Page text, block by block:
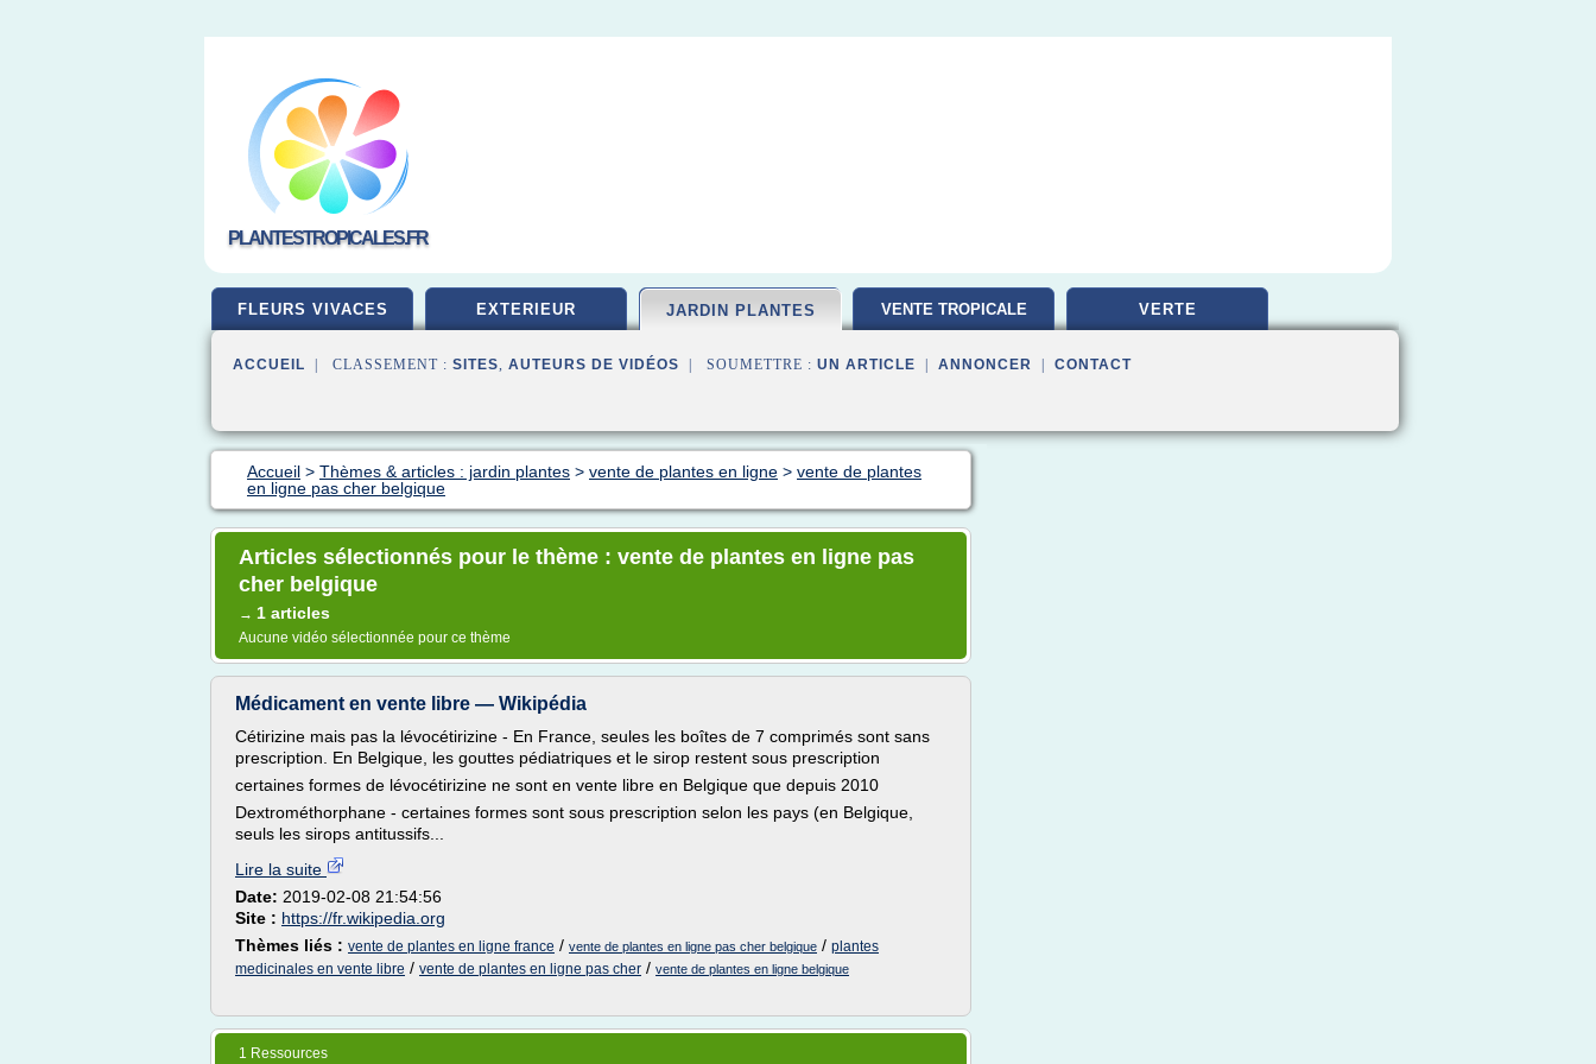
PLANTESTROPICALES.FR
FLEURS VIVACES EXTERIEUR JARDIN PLANTES VENTE TROPICALE VERTE
ACCUEIL | CLASSEMENT : SITES, AUTEURS DE VIDÉOS | SOUMETTRE : UN ARTICLE ANNONCER CONTACT
Accueil > Thèmes & articles : jardin plantes > vente de plantes en ligne > vente de plantes
en ligne pas cher belgique
Articles sélectionnés pour le thème : vente de plantes en ligne pas
cher belgique
→ 1 articles
Aucune vidéo sélectionnée pour ce thème
Médicament en vente libre — Wikipédia
Cétirizine mais pas la lévocétirizine - En France, seules les boîtes de 7 comprimés sont sans
prescription. En Belgique, les gouttes pédiatriques et le sirop restent sous prescription
certaines formes de lévocétirizine ne sont en vente libre en Belgique que depuis 2010
Dextrométhorphane - certaines formes sont sous prescription selon les pays (en Belgique,
seuls les sirops antitussifs...
Lire la suite
Date: 2019-02-08 21:54:56
Site : https://fr.wikipedia.org
Thèmes liés : vente de plantes en ligne france / vente de plantes en ligne pas cher belgique / plantes
medicinales en vente libre / vente de plantes en ligne pas cher / vente de plantes en ligne belgique
1 Ressources